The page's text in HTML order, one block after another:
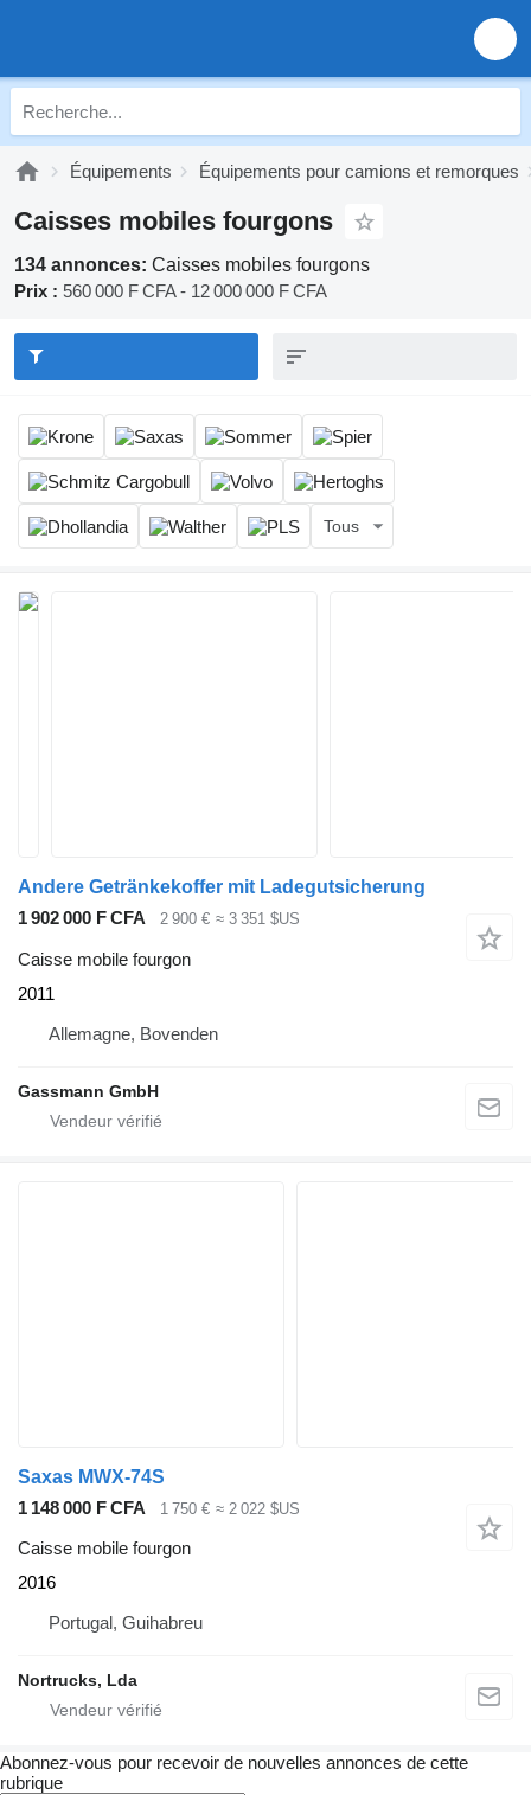
Équipements Équipements pour camions et remorques
Caisses mobiles fourgons
134 annonces: Caisses mobiles fourgons
Prix : 560 000 F CFA - 12 000 000 F CFA
Tous
Andere Getränkekoffer mit Ladegutsicherung
1 902 000 F CFA
2 900 € ≈ 3 351 $US
Caisse mobile fourgon
2011
Allemagne, Bovenden
Gassmann GmbH
Saxas MWX-74S
1 148 000 F CFA
1 750 € ≈ 2 022 $US
Caisse mobile fourgon
2016
Portugal, Guihabreu
Nortrucks, Lda
Abonnez-vous pour recevoir de nouvelles annonces de cette
rubrique